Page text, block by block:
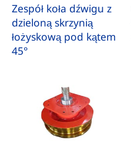
Zespół koła dźwigu z
dzieloną skrzynią
łożyskową pod kątem
45°